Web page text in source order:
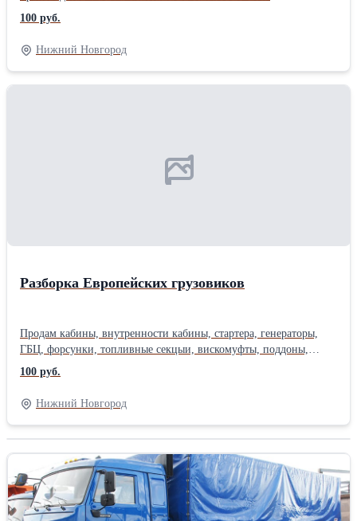
ПРИНИМАЕМ ТЯГАЧИ НА РАЗБОРКУ Продам кабины,
внутренности кабины, стартера, генераторы, ГБЦ, форсунки,
топливные секцыи, вискомуфты, поддоны, сцепление,
компрессора , проводка, радиаторы, интеркуллеры, коленвалы,
поршня, шатуны, распредвалы, гуры, балк и передние-задние,
100 руб.
Нижний Новгород
Разборка Европейских грузовиков
Продам кабины, внутренности кабины, стартера, генераторы,
ГБЦ, форсунки, топливные секцыи, вискомуфты, поддоны,
сцепление, компрессора , проводка, радиаторы, интеркуллеры,
коленвалы, поршня, шатуны, распредвалы, гуры, балк и
передние-задние, ступицы, супорта, полуоси, воздушные краны,
электрические блоки. Также есть новые запчасти на эти авто.
Цены приемлимые, оплапа любыми способами, возможна
100 руб.
Нижний Новгород